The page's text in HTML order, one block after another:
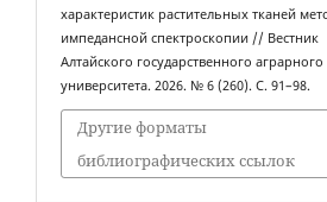
характеристик растительных тканей
импедансной спектроскопии // Вестник
Алтайского государственного аграрного
университета. 2026. № 6 (260). С. 91–98.
Другие форматы
библиографических ссылок